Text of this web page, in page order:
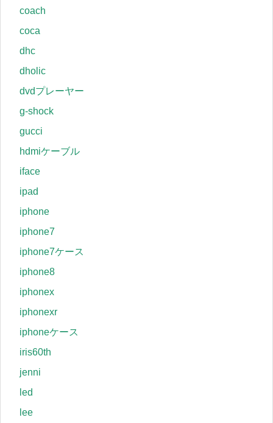
coach
coca
dhc
dholic
dvdプレーヤー
g-shock
gucci
hdmiケーブル
iface
ipad
iphone
iphone7
iphone7ケース
iphone8
iphonex
iphonexr
iphoneケース
iris60th
jenni
led
lee